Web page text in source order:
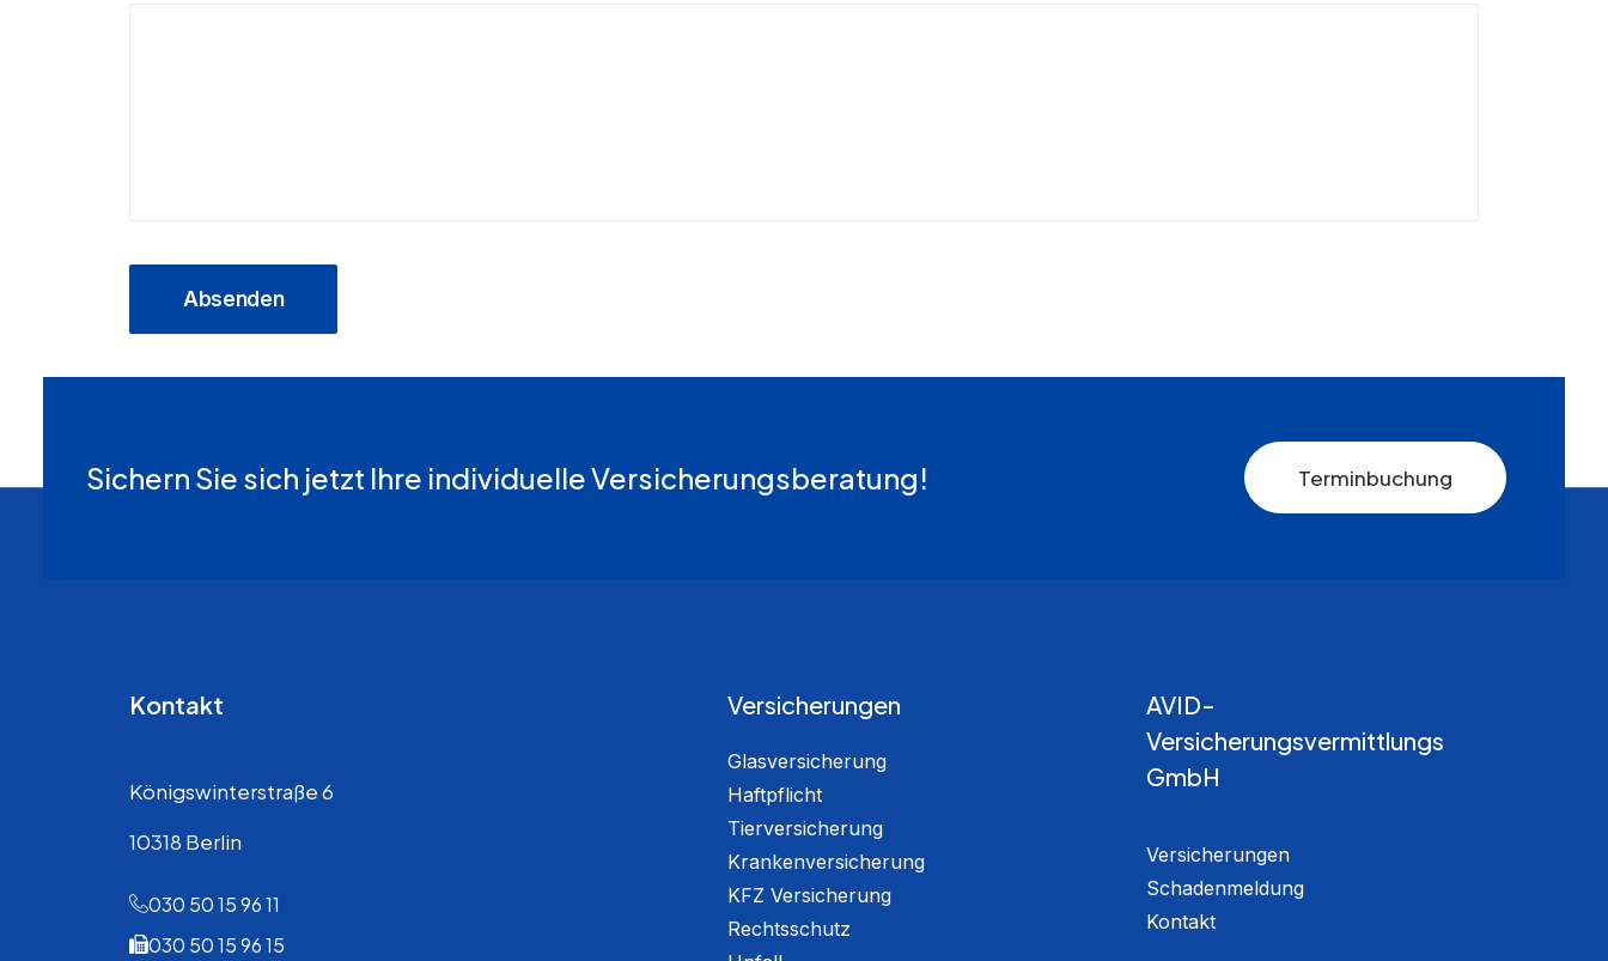
Sichern Sie sich jetzt Ihre individuelle Versicherungsberatung! Terminbuchung
Kontakt
Königswinterstraße 6
10318 Berlin
030 50 15 96 11
030 50 15 96 15
Versicherungen
Glasversicherung
Haftpflicht
Tierversicherung
Krankenversicherung
KFZ Versicherung
Rechtsschutz
AVID-
Versicherungsvermittlungs
GmbH
Versicherungen
Schadenmeldung
Kontakt